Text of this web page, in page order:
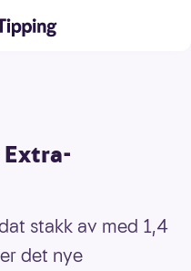
stakk av med 1,4
det nye